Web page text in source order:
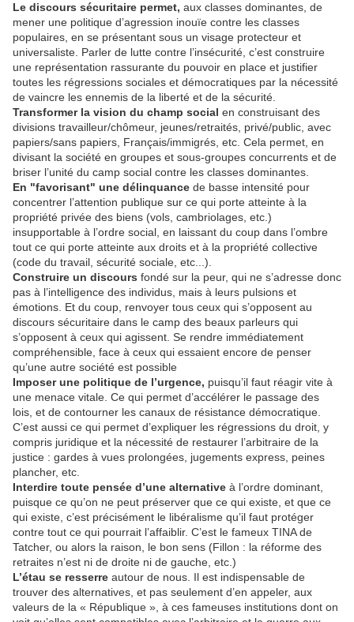
Le discours sécuritaire permet, aux classes dominantes, de
mener une politique d’agression inouïe contre les classes
populaires, en se présentant sous un visage protecteur et
universaliste. Parler de lutte contre l’insécurité, c’est construire
une représentation rassurante du pouvoir en place et justifier
toutes les régressions sociales et démocratiques par la nécessité
de vaincre les ennemis de la liberté et de la sécurité.
Transformer la vision du champ social en construisant des
divisions travailleur/chômeur, jeunes/retraités, privé/public, avec
papiers/sans papiers, Français/immigrés, etc. Cela permet, en
divisant la société en groupes et sous-groupes concurrents et de
briser l’unité du camp social contre les classes dominantes.
En "favorisant" une délinquance de basse intensité pour
concentrer l’attention publique sur ce qui porte atteinte à la
propriété privée des biens (vols, cambriolages, etc.)
insupportable à l’ordre social, en laissant du coup dans l’ombre
tout ce qui porte atteinte aux droits et à la propriété collective
(code du travail, sécurité sociale, etc...).
Construire un discours fondé sur la peur, qui ne s’adresse donc
pas à l’intelligence des individus, mais à leurs pulsions et
émotions. Et du coup, renvoyer tous ceux qui s’opposent au
discours sécuritaire dans le camp des beaux parleurs qui
s’opposent à ceux qui agissent. Se rendre immédiatement
compréhensible, face à ceux qui essaient encore de penser
qu’une autre société est possible
Imposer une politique de l’urgence, puisqu’il faut réagir vite à
une menace vitale. Ce qui permet d’accélérer le passage des
lois, et de contourner les canaux de résistance démocratique.
C’est aussi ce qui permet d’expliquer les régressions du droit, y
compris juridique et la nécessité de restaurer l’arbitraire de la
justice : gardes à vues prolongées, jugements express, peines
plancher, etc.
Interdire toute pensée d’une alternative à l’ordre dominant,
puisque ce qu’on ne peut préserver que ce qui existe, et que ce
qui existe, c’est précisément le libéralisme qu’il faut protéger
contre tout ce qui pourrait l’affaiblir. C’est le fameux TINA de
Tatcher, ou alors la raison, le bon sens (Fillon : la réforme des
retraites n’est ni de droite ni de gauche, etc.)
L’étau se resserre autour de nous. Il est indispensable de
trouver des alternatives, et pas seulement d’en appeler, aux
valeurs de la « République », à ces fameuses institutions dont on